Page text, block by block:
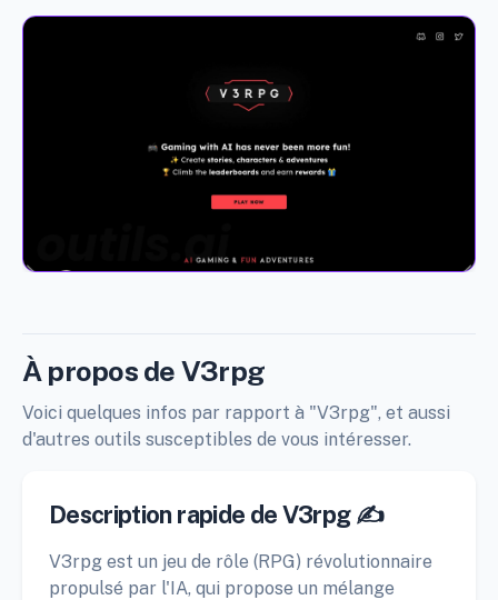
À propos de V3rpg
Voici quelques infos par rapport à "V3rpg", et aussi
d'autres outils susceptibles de vous intéresser.
Description rapide de V3rpg ✍️
V3rpg est un jeu de rôle (RPG) révolutionnaire
propulsé par l'IA, qui propose un mélange